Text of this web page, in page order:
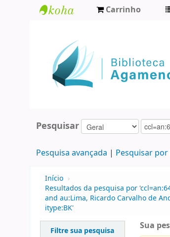
Agamenon
Magalhães
Carrinho
Pesquisar
Pesquisa avançada Pesquisar
Início ›
Resultados da pesquisa por
and au:Lima, Ricardo Carvalho de
itype:BK'
Filtre sua pesquisa
Sua